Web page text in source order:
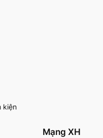
kiện
Mạng XH